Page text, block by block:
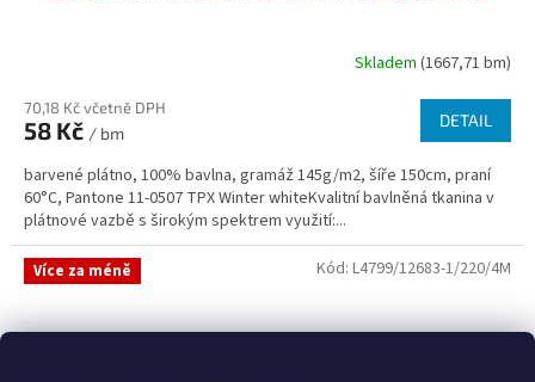
Skladem (1667,71 bm)
70,18 Kč včetně DPH
58 Kč / bm
DETAIL
barvené plátno, 100% bavlna, gramáž 145g/m2, šíře 150cm, praní
60°C, Pantone 11-0507 TPX Winter whiteKvalitní bavlněná tkanina v
plátnové vazbě s širokým spektrem využití:...
Více za méně Kód: L4799/12683-1/220/4M